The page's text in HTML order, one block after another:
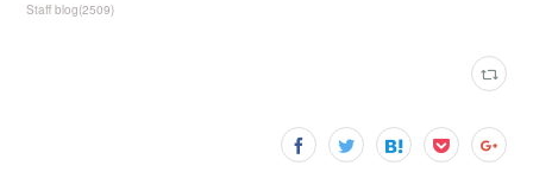
Staff blog(2509)